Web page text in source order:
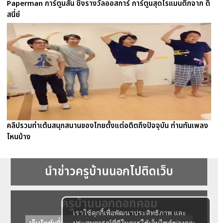
เราใช้คุกกี้เพื่อพัฒนาประสิทธิภาพ และ
Paperman การ์ตูนสั้น ชิงรางวัลออสการ์ การ์ตูนสุดโรแมนติกจาก ดิ
สนี่ย์
คลิปรวมท่าเต้นสนุกสนานของไทยตั้งแต่อดีตถึงปัจจุบัน ท่านทันเพลง
ไหนบ้าง
นำข่าวครูบ้านนอกไปติดเว็บ
ครูบ้านนอกดอทคอม